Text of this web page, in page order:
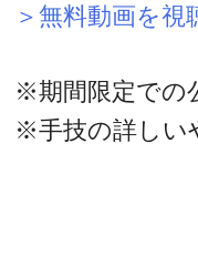
＞無料動画を視
※期間限定での
※手技の詳しい